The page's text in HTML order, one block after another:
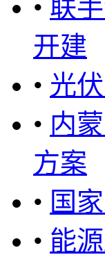
• 联
开建
• 光
• 内
方案
• 国
• 能